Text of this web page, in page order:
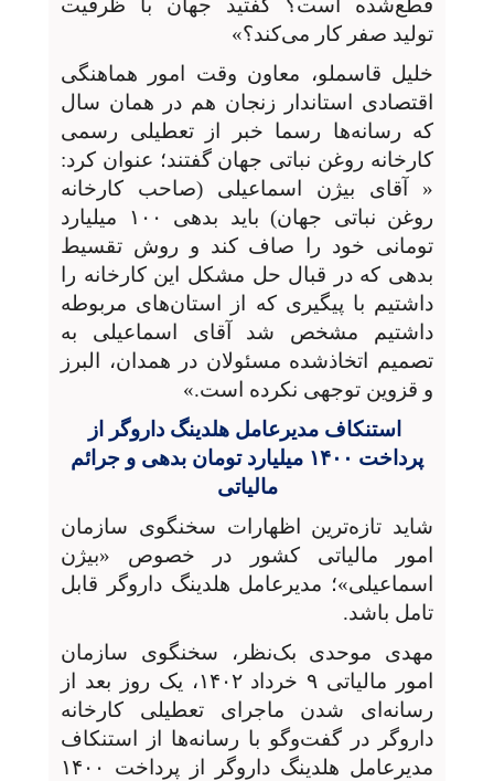
قطع‌شده است؟ گفتید جهان با ظرفیت
تولید صفر کار می‌کند؟»
خلیل قاسملو، معاون وقت امور هماهنگی
اقتصادی استاندار زنجان هم در همان سال
که رسانه‌ها رسما خبر از تعطیلی رسمی
کارخانه روغن نباتی جهان گفتند؛ عنوان کرد:
« آقای بیژن اسماعیلی (صاحب کارخانه
روغن نباتی جهان) باید بدهی ۱۰۰ میلیارد
تومانی خود را صاف کند و روش تقسیط
بدهی که در قبال حل مشکل این کارخانه را
داشتیم با پیگیری که از استان‌های مربوطه
داشتیم مشخص شد آقای اسماعیلی به
تصمیم اتخاذشده مسئولان در همدان، البرز
و قزوین توجهی نکرده است.»
استنکاف مدیرعامل هلدینگ داروگر از
پرداخت ۱۴۰۰ میلیارد تومان بدهی و جرائم
مالیاتی
شاید تازه‌ترین اظهارات سخنگوی سازمان
امور مالیاتی کشور در خصوص «بیژن
اسماعیلی»؛ مدیرعامل هلدینگ داروگر قابل
تامل باشد.
مهدی موحدی بک‌نظر، سخنگوی سازمان
امور مالیاتی ۹ خرداد ۱۴۰۲، یک روز بعد از
رسانه‌ای شدن ماجرای تعطیلی کارخانه
داروگر در گفت‌وگو با رسانه‌ها از استنکاف
مدیرعامل هلدینگ داروگر از پرداخت ۱۴۰۰